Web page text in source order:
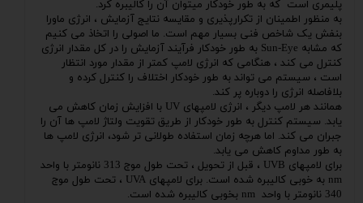
پلیمری است که به طور خودکار میتوان آن را کالیبره کرد.
به منظور اطمینان از تکرارپذیری و مقایسه نتایج آزمایش ، انرژی ماورا
بنفش یک شاخص فنی بسیار مهم است. ما اصولی را اتخاذ می کنیم
که مشابه Sun-Eye به طور خودکار فرآیند آزمایش را در کل مقدار انرژی
کنترل می کند ، هنگامی که انرژی لامپ کمتر از مقدار مورد انتظار
است ، سیستم می تواند به طور خودکار اختلاف را کنترل کرده و
بلافاصله انرژی را دوباره پر کند.
همانند هر لامپ دیگر ، انرژی لامپهای UV با افزایش زمان کاهش می
یابد. سیستم کنترل به طور خودکار از طریق تقویت ولتاژ لامپ ها آن را
جبران می کند. اما هرچه زمان استفاده طولانی تر شود، انرژی لامپ ها
به طور مداوم کاهش می یابد.
برای لامپهای UVB ، قبل از تحویل ، تحت طول موج 313 نانومتر با واحد
nm به خوبی کالیبره شده است. برای لامپهای UVA ، تحت طول موج
340 نانومتر با واحد nm بخوبی کالیبره شده است.